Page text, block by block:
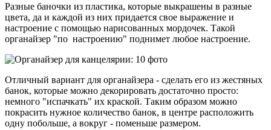
Разные баночки из пластика, которые выкрашены в разные
цвета, да и каждой из них придается свое выражение и
настроение с помощью нарисованных мордочек. Такой
органайзер "по настроению" поднимет любое настроение.
Отличный вариант для органайзера - сделать его из жестяных
банок, которые можно декорировать достаточно просто:
немного "испачкать" их краской. Таким образом можно
покрасить нужное количество банок, в центре расположить
одну побольше, а вокруг - поменьше размером.